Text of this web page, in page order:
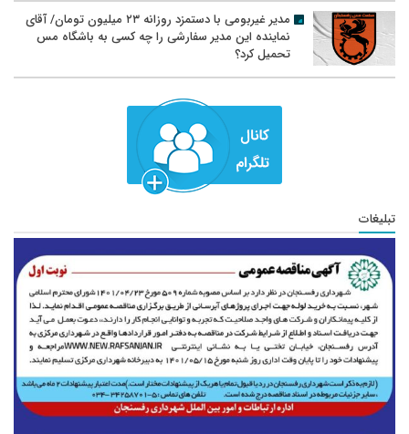
مدیر غیربومی با دستمزد روزانه ۲۳ میلیون تومان/ آقای
نماینده این مدیر سفارشی را چه کسی به باشگاه مس
تحمیل کرد؟
تبلیغات